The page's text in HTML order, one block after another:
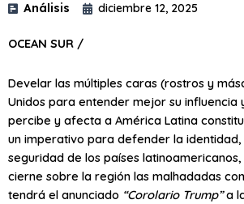
Análisis diciembre 12, 2025
OCEAN SUR /
Develar las múltiples caras (rostros y
Unidos para entender mejor su influencia
percibe y afecta a América Latina
un imperativo para defender la
seguridad de los países
cierne sobre la región las malhadadas
tendrá el anunciado “Corolario Trump”a